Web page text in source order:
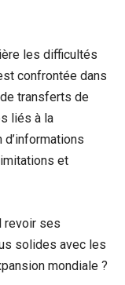
les difficultés
confrontée dans
transferts de
liés à la
et
revoir ses
solides avec les
mondiale ?